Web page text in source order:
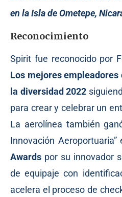
en la Isla de Ometepe,
Reconocimiento
Spirit fue reconocido por
Los mejores empleadores
la diversidad 2022
para crear y celebrar un
La aerolínea también
Innovación
Awards por su innovador
de equipaje con
acelera el proceso de